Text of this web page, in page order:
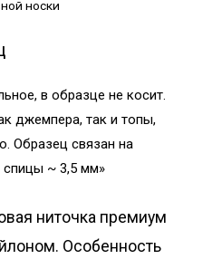
носки
в образце не косит.
джемпера, так и топы,
Образец связан на
спицы ~ 3,5 мм»
ниточка премиум
Особенность